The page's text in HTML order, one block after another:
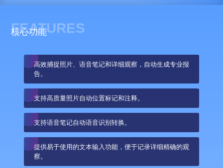
FEATURES
核心功能
高效捕捉照片、语音笔记和详细观察，自动生成专业报
告。
支持高质量照片自动位置标记和注释。
支持语音笔记自动语音识别转换。
提供易于使用的文本输入功能，便于记录详细精确的观
察。